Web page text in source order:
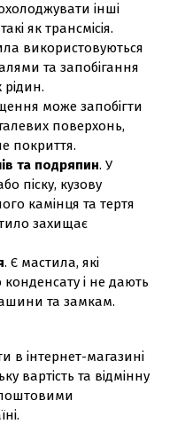
інші
як трансмісія.
використовуються
та запобігання
може запобігти
поверхонь,
покриття.
та подряпин. У
піску, кузову
камінця та тертя
захищає
. Є мастила, які
і не дають
та замкам.
в інтернет-магазині
вартість та відмінну